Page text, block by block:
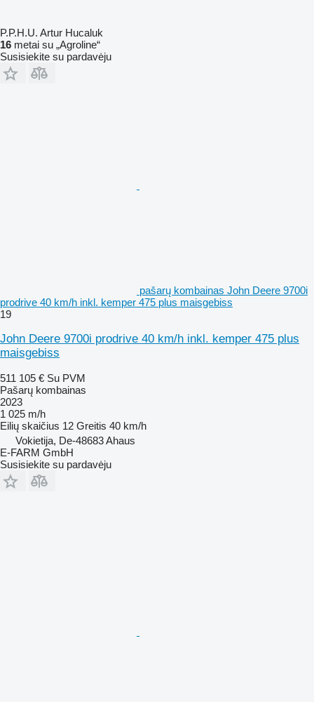
P.P.H.U. Artur Hucaluk
16 metai su „Agroline“
Susisiekite su pardavėju
pašarų kombainas John Deere 9700i
prodrive 40 km/h inkl. kemper 475 plus maisgebiss
19
John Deere 9700i prodrive 40 km/h inkl. kemper 475 plus
maisgebiss
511 105 € Su PVM
Pašarų kombainas
2023
1 025 m/h
Eilių skaičius 12 Greitis 40 km/h
Vokietija, De-48683 Ahaus
E-FARM GmbH
Susisiekite su pardavėju